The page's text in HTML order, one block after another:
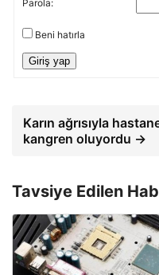
Parola:
Beni hatırla
Giriş yap
Karın ağrısıyla
kangren oluyordu →
Tavsiye Edilen